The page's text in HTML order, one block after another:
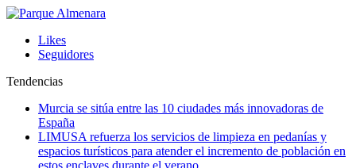
Likes
Seguidores
Tendencias
Murcia se sitúa entre las 10 ciudades más innovadoras de
España
LIMUSA refuerza los servicios de limpieza en pedanías y
espacios turísticos para atender el incremento de población en
estos enclaves durante el verano